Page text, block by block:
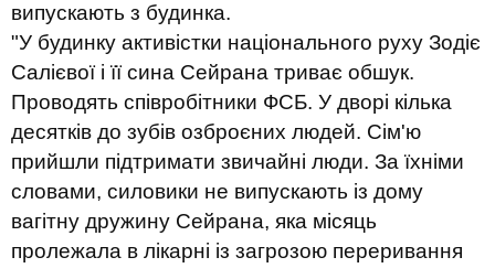
випускають з будинка.
"У будинку активістки національного руху Зодіє
Салієвої і її сина Сейрана триває обшук.
Проводять співробітники ФСБ. У дворі кілька
десятків до зубів озброєних людей. Сім'ю
прийшли підтримати звичайні люди. За їхніми
словами, силовики не випускають із дому
вагітну дружину Сейрана, яка місяць
пролежала в лікарні із загрозою переривання